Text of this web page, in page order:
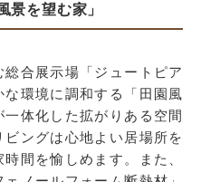
景を望む家」
合展示場「ジュートピア
環境に調和する「田園風
体化した拡がりある空間
ングは心地よい居場所を
間を愉しめます。また、